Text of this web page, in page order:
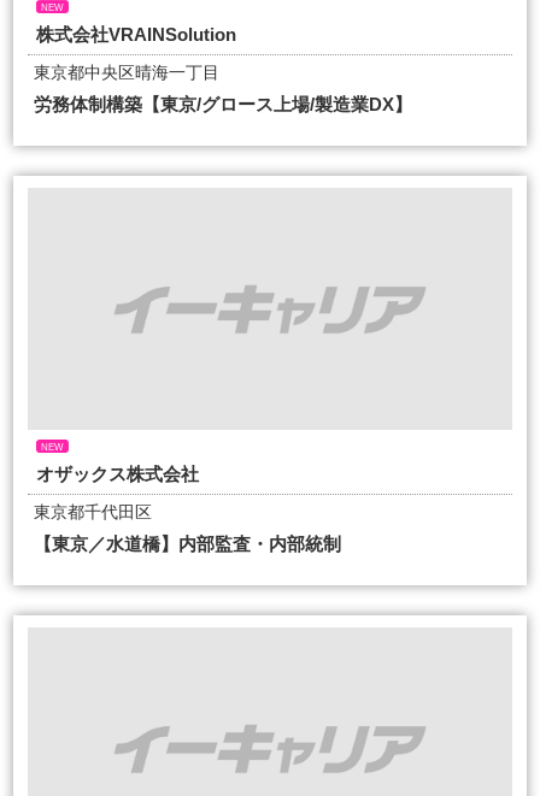
NEW
株式会社VRAINSolution
東京都中央区晴海一丁目
労務体制構築【東京/グロース上場/製造業DX】
NEW
オザックス株式会社
東京都千代田区
【東京／水道橋】内部監査・内部統制